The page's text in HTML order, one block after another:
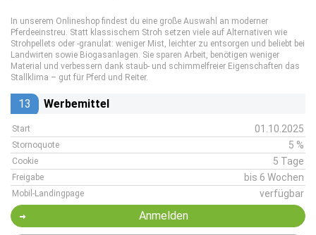
In unserem Onlineshop findest du eine große Auswahl an moderner
Pferdeeinstreu. Statt klassischem Stroh setzen viele auf Alternativen wie
Strohpellets oder -granulat: weniger Mist, leichter zu entsorgen und beliebt bei
Landwirten sowie Biogasanlagen. Sie sparen Arbeit, benötigen weniger
Material und verbessern dank staub- und schimmelfreier Eigenschaften das
Stallklima – gut für Pferd und Reiter.
13 Werbemittel
Start 01.10.2025
Stornoquote 5 %
Cookie 5 Tage
Freigabe bis 6 Wochen
Mobil-Landingpage verfügbar
Anmelden